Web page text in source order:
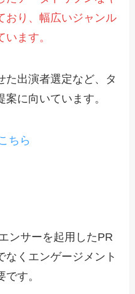
おり、幅広いジャンル
ます。
た出演者選定など、タ
に向いています。
ちら
ンサーを起用したPR
なくエンゲージメント
す。